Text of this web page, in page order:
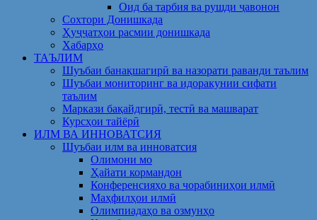
Оид ба тарбия ва рушди ҷавонон
Сохтори Донишкада
Ҳуҷҷатҳои расмии донишкада
Хабарҳо
ТАЪЛИМ
Шуъбаи банақшагирӣ ва назорати раванди таълим
Шуъбаи мониторинг ва идоракунии сифати
таълим
Маркази бақайдгирӣ, тестӣ ва машварат
Курсҳои тайёрӣ
ИЛМ ВА ИННОВАТСИЯ
Шуъбаи илм ва инноватсия
Олимони мо
Ҳайати кормандон
Конференсияҳо ва чорабиниҳои илмӣ
Маҳфилҳои илмӣ
Олимпиадаҳо ва озмунҳо